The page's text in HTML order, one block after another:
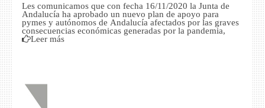
Les comunicamos que con fecha 16/11/2020 la Junta de
Andalucía ha aprobado un nuevo plan de apoyo para
pymes y autónomos de Andalucía afectados por las graves
consecuencias económicas generadas por la pandemia,
Leer más